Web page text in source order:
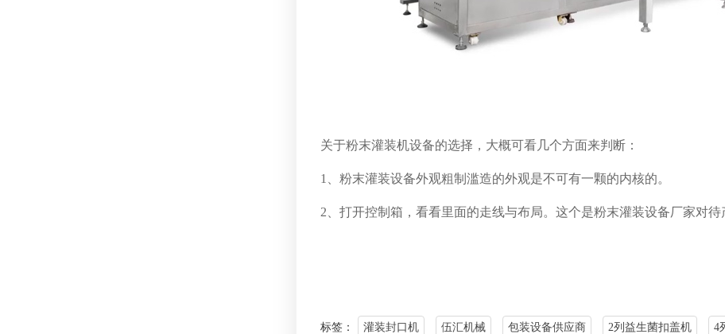
关于粉末灌装机设备的选择，大概可看几个方面来判断：
1、粉末灌装设备外观粗制滥造的外观是不可有一颗的内核的。
2、打开控制箱，看看里面的走线与布局。这个是粉末灌装设备厂家对待
标签： 灌装封口机 伍汇机械 包装设备供应商 2列益生菌扣盖机 4